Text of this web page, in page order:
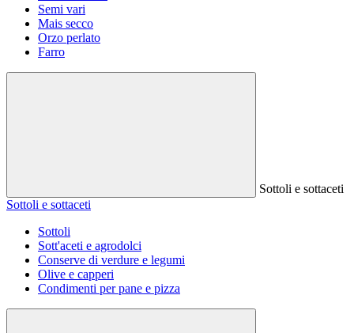
Semi vari
Mais secco
Orzo perlato
Farro
Sottoli e sottaceti
Sottoli e sottaceti
Sottoli
Sott'aceti e agrodolci
Conserve di verdure e legumi
Olive e capperi
Condimenti per pane e pizza